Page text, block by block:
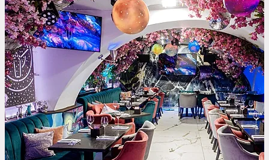
С шоу программой
Своя парковка
Показать3693площадок Сбросить все фильтры